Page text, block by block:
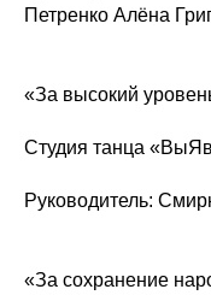
Петренко Алёна
«За высокий
Студия танца
Руководитель:
«За сохранение